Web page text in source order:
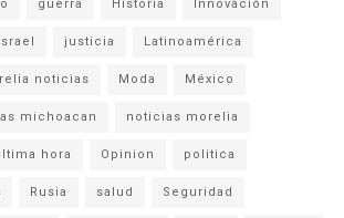
guerra Historia Innovación
justicia Latinoamérica
noticias Moda México
michoacan noticias morelia
hora Opinion politica
Rusia salud Seguridad